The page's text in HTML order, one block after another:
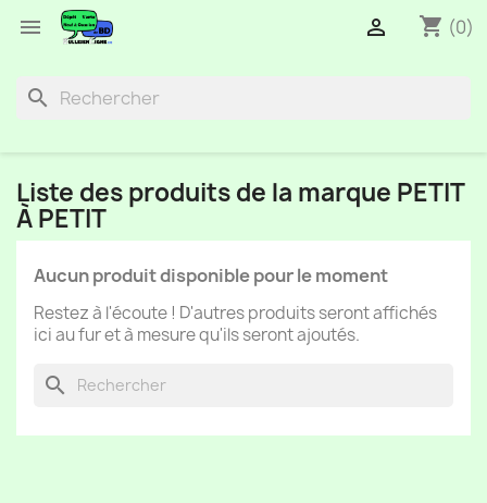
 shopping_cart (0)

search
Liste des produits de la marque PETIT
À PETIT
Aucun produit disponible pour le moment
Restez à l'écoute ! D'autres produits seront affichés
ici au fur et à mesure qu'ils seront ajoutés.
search